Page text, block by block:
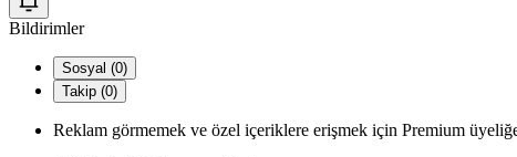
Bildirimler
Sosyal (0)
Takip (0)
Reklam görmemek ve özel içeriklere erişmek için Premium